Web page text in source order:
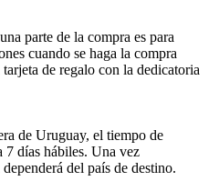
parte de la compra es para
cuando se haga la compra
de regalo con la dedicatoria
de Uruguay, el tiempo de
7 días hábiles. Una vez
del país de destino.